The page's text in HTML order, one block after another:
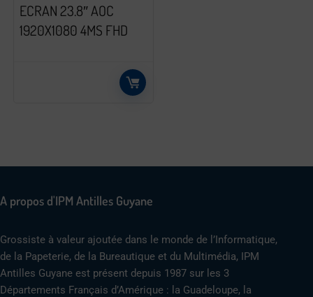
ECRAN 23.8″ AOC
1920X1080 4MS FHD
A propos d'IPM Antilles Guyane
Grossiste à valeur ajoutée dans le monde de l’Informatique,
de la Papeterie, de la Bureautique et du Multimédia, IPM
Antilles Guyane est présent depuis 1987 sur les 3
Départements Français d’Amérique : la Guadeloupe, la